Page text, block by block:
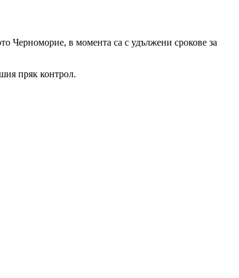
Черноморие, в момента са с удължени срокове за
пряк контрол.